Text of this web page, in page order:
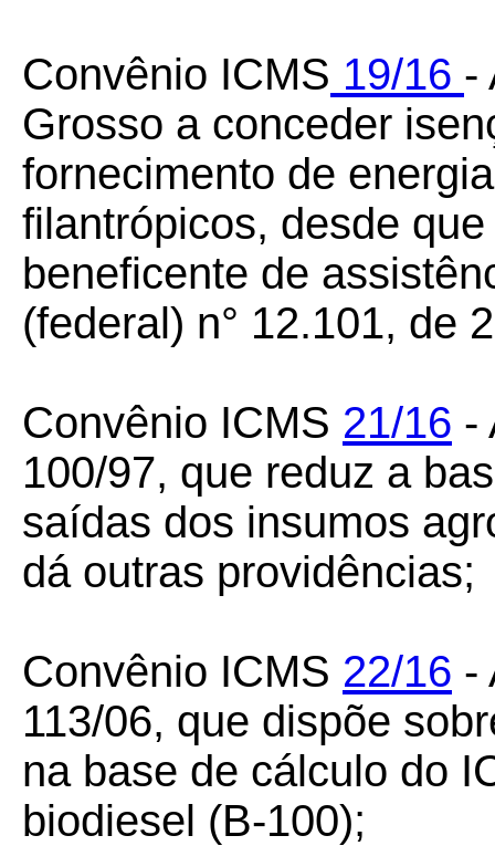
Convênio ICMS 19/16 -
Grosso a conceder
fornecimento de
filantrópicos, desde
beneficente de
(federal) n° 12.101, de
Convênio ICMS 21/16 -
100/97, que reduz a
saídas dos insumos
dá outras providências;
Convênio ICMS 22/16 -
113/06, que dispõe
na base de cálculo do
biodiesel (B-100);